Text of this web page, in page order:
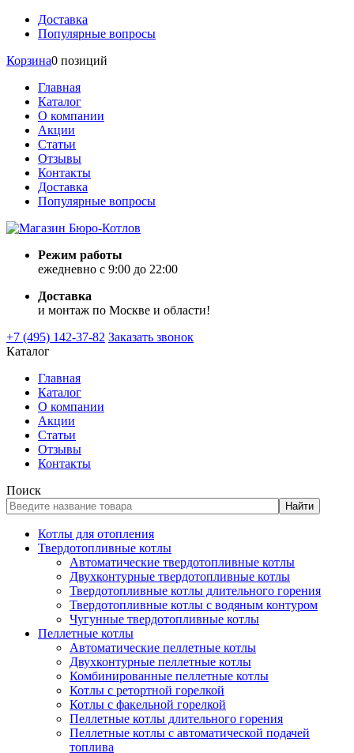
Доставка
Популярные вопросы
Корзина0 позиций
Главная
Каталог
О компании
Акции
Статьи
Отзывы
Контакты
Доставка
Популярные вопросы
Режим работы
ежедневно с 9:00 до 22:00
Доставка
и монтаж по Москве и области!
+7 (495) 142-37-82 Заказать звонок
Каталог
Главная
Каталог
О компании
Акции
Статьи
Отзывы
Контакты
Поиск
Найти
Котлы для отопления
Твердотопливные котлы
Автоматические твердотопливные котлы
Двухконтурные твердотопливные котлы
Твердотопливные котлы длительного горения
Твердотопливные котлы с водяным контуром
Чугунные твердотопливные котлы
Пеллетные котлы
Автоматические пеллетные котлы
Двухконтурные пеллетные котлы
Комбинированные пеллетные котлы
Котлы с ретортной горелкой
Котлы с факельной горелкой
Пеллетные котлы длительного горения
Пеллетные котлы с автоматической подачей
топлива